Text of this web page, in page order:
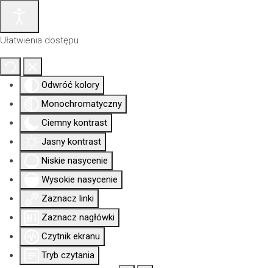
Ułatwienia dostępu
Odwróć kolory
Monochromatyczny
Ciemny kontrast
Jasny kontrast
Niskie nasycenie
Wysokie nasycenie
Zaznacz linki
Zaznacz nagłówki
Czytnik ekranu
Tryb czytania
Izba
Aktualności
siedziba